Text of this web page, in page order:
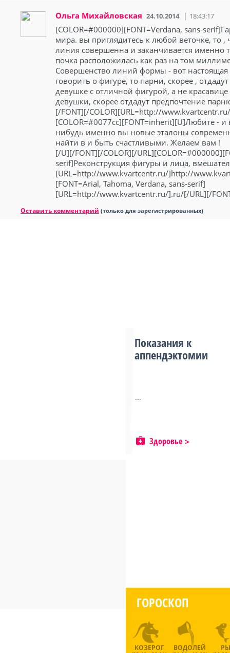
Ольга Михайловская 24.10.2014 18:43:17
[COLOR=#000000][FONT=Verdana, sans-
мира. вы приглядитесь к любой веточке, то ,
линия совершенна и заканчивается именно
почка расположилась как раз на том
Совершенство линий формы - вот настоящая
говорить о фигуре, то парни, скорее ,
девушке с отличной фигурой, а не
девушки, скорее отдадут предпочтение
[/FONT][/COLOR][URL=http://
[COLOR=#0077cc][FONT=inherit][U]Любите -
нибудь именно вы новые эталоны
найти в и быть счастливыми. Желаем вам !
[/U][/FONT][/COLOR][/
serif]Реконструкция фигуры и лица,
[URL=http://www.kvartcentr.ru/]http://
[FONT=Arial, Tahoma, Verdana, sans-serif]
[URL=http://www.kvartcentr.ru/].ru/[/URL][/
Оставить комментарий (только для зарегистрированных)
Показания к
аппендэктомии
...
Здоровье
ГОРОСКОП
КОЗЕРОГ ВОДОЛЕЙ